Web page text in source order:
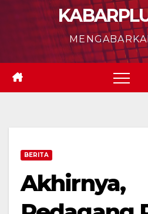
BERITA
Akhirnya,